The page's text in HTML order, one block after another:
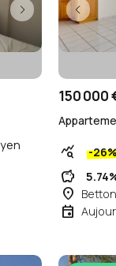
150 000
query_stats -
savings
place Betton
event